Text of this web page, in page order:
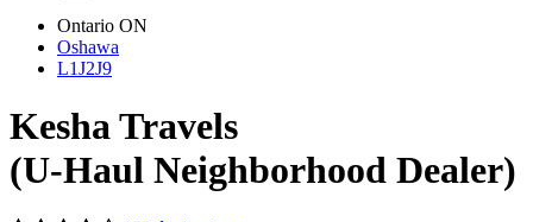
Ontario ON
Oshawa
L1J2J9
Kesha Travels
(U-Haul Neighborhood Dealer)